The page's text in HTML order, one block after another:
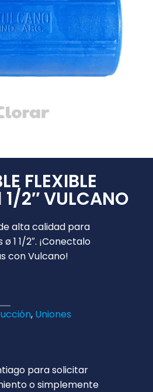
FLEXIBLE
1/2″ VULCANO
alta calidad para
1 1/2″. ¡Conectalo
con Vulcano!
, Uniones
para solicitar
o simplemente